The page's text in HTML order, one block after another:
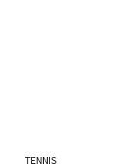
TENNIS